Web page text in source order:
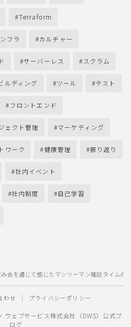
Terraform
フラ カルチャー
サーバーレス スクラム
ルディング ツール テスト
フロントエンド
ェクト管理 マーケティング
ワーク 健康管理 振り返り
社内イベント
社内制度 自己学習
み会を通じて感じたマンツーマン雑談タイムの
わせ プライバシーポリシー
ウェブサービス株式会社（DWS）公式ブ
ログ